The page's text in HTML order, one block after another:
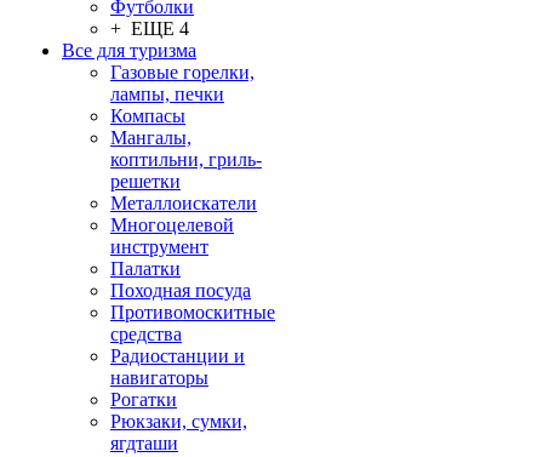
Футболки
+ ЕЩЕ 4
Все для туризма
Газовые горелки,
лампы, печки
Компасы
Мангалы,
коптильни, гриль-
решетки
Металлоискатели
Многоцелевой
инструмент
Палатки
Походная посуда
Противомоскитные
средства
Радиостанции и
навигаторы
Рогатки
Рюкзаки, сумки,
ягдташи